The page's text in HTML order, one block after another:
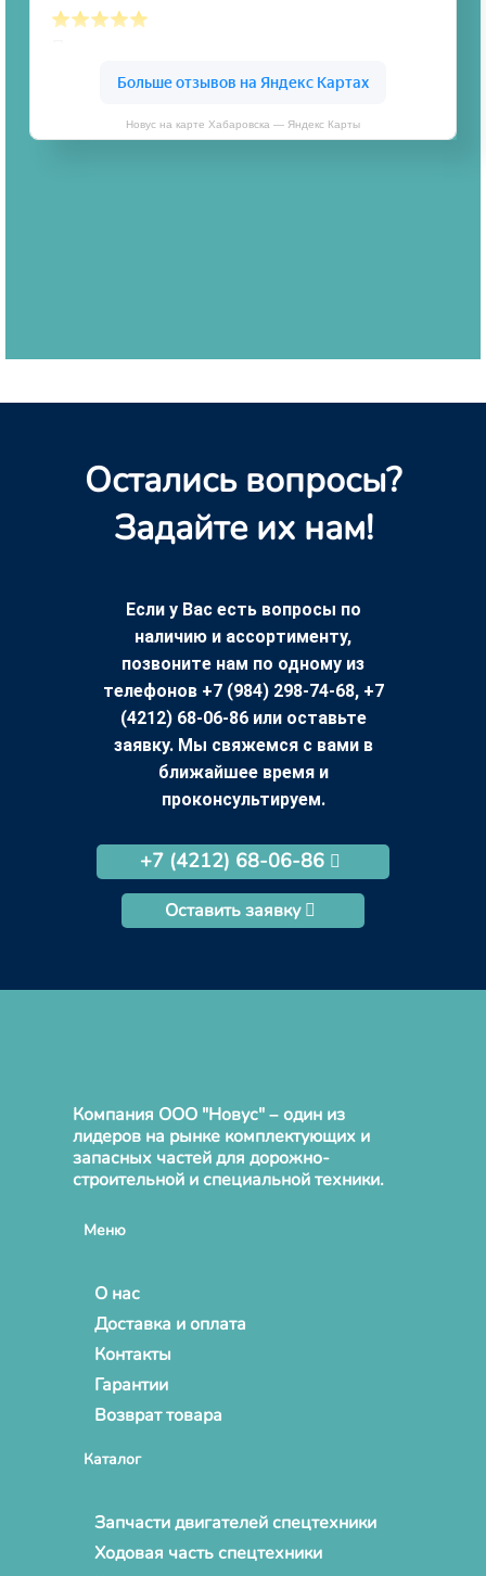
Новус на карте Хабаровска — Яндекс Карты
Остались вопросы?
Задайте их нам!
Если у Вас есть вопросы по
наличию и ассортименту,
позвоните нам по одному из
телефонов +7 (984) 298-74-68, +7
(4212) 68-06-86 или оставьте
заявку. Мы свяжемся с вами в
ближайшее время и
проконсультируем.
+7 (4212) 68-06-86
Оставить заявку
Компания ООО "Новус" – один из
лидеров на рынке комплектующих и
запасных частей для дорожно-
строительной и специальной техники.
Меню
О нас
Доставка и оплата
Контакты
Гарантии
Возврат товара
Каталог
Запчасти двигателей спецтехники
Ходовая часть спецтехники